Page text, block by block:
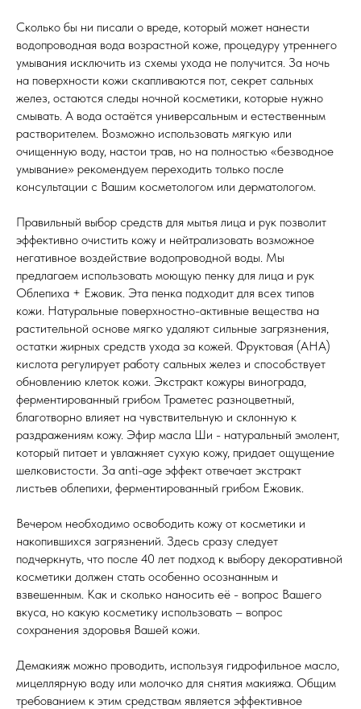
Сколько бы ни писали о вреде, который может нанести
водопроводная вода возрастной коже, процедуру утреннего
умывания исключить из схемы ухода не получится. За ночь
на поверхности кожи скапливаются пот, секрет сальных
желез, остаются следы ночной косметики, которые нужно
смывать. А вода остаётся универсальным и естественным
растворителем. Возможно использовать мягкую или
очищенную воду, настои трав, но на полностью «безводное
умывание» рекомендуем переходить только после
консультации с Вашим косметологом или дерматологом.
Правильный выбор средств для мытья лица и рук позволит
эффективно очистить кожу и нейтрализовать возможное
негативное воздействие водопроводной воды. Мы
предлагаем использовать моющую пенку для лица и рук
Облепиха + Ежовик. Эта пенка подходит для всех типов
кожи. Натуральные поверхностно-активные вещества на
растительной основе мягко удаляют сильные загрязнения,
остатки жирных средств ухода за кожей. Фруктовая (AHA)
кислота регулирует работу сальных желез и способствует
обновлению клеток кожи. Экстракт кожуры винограда,
ферментированный грибом Траметес разноцветный,
благотворно влияет на чувствительную и склонную к
раздражениям кожу. Эфир масла Ши - натуральный эмолент,
который питает и увлажняет сухую кожу, придает ощущение
шелковистости. За anti-age эффект отвечает экстракт
листьев облепихи, ферментированный грибом Ежовик.
Вечером необходимо освободить кожу от косметики и
накопившихся загрязнений. Здесь сразу следует
подчеркнуть, что после 40 лет подход к выбору декоративной
косметики должен стать особенно осознанным и
взвешенным. Как и сколько наносить её - вопрос Вашего
вкуса, но какую косметику использовать – вопрос
сохранения здоровья Вашей кожи.
Демакияж можно проводить, используя гидрофильное масло,
мицеллярную воду или молочко для снятия макияжа. Общим
требованием к этим средствам является эффективное